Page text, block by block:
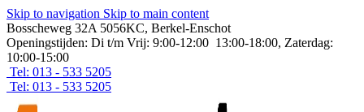
Skip to navigation Skip to main content
Bosscheweg 32A 5056KC, Berkel-Enschot
Openingstijden: Di t/m Vrij: 9:00-12:00 13:00-18:00, Zaterdag:
10:00-15:00
Tel: 013 - 533 5205
Tel: 013 - 533 5205